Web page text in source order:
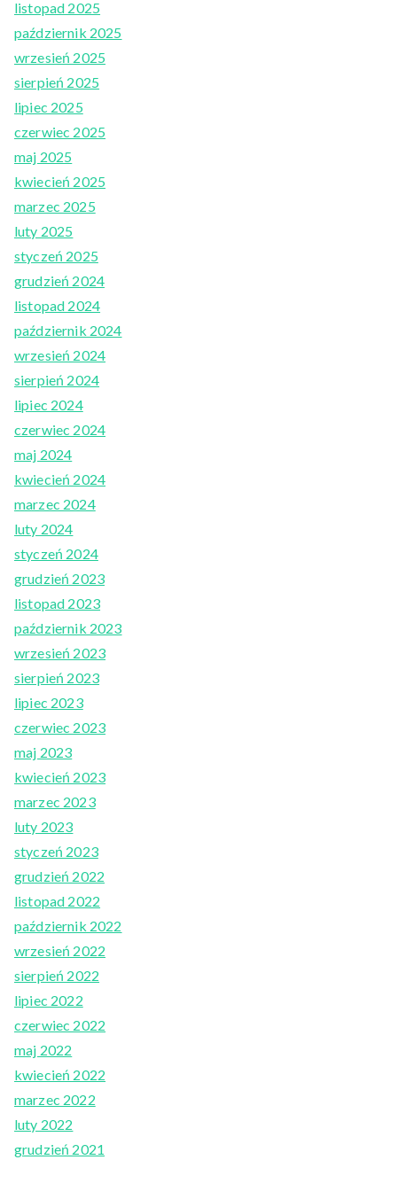
listopad 2025
październik 2025
wrzesień 2025
sierpień 2025
lipiec 2025
czerwiec 2025
maj 2025
kwiecień 2025
marzec 2025
luty 2025
styczeń 2025
grudzień 2024
listopad 2024
październik 2024
wrzesień 2024
sierpień 2024
lipiec 2024
czerwiec 2024
maj 2024
kwiecień 2024
marzec 2024
luty 2024
styczeń 2024
grudzień 2023
listopad 2023
październik 2023
wrzesień 2023
sierpień 2023
lipiec 2023
czerwiec 2023
maj 2023
kwiecień 2023
marzec 2023
luty 2023
styczeń 2023
grudzień 2022
listopad 2022
październik 2022
wrzesień 2022
sierpień 2022
lipiec 2022
czerwiec 2022
maj 2022
kwiecień 2022
marzec 2022
luty 2022
grudzień 2021